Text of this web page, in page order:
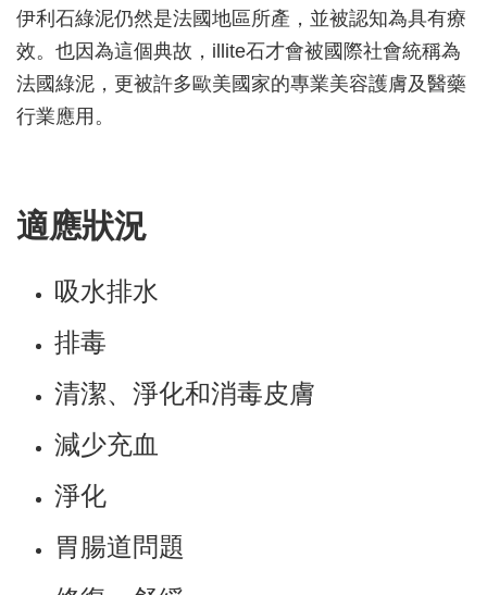
伊利石綠泥仍然是法國地區所產，並被認知為具有療
效。也因為這個典故，illite石才會被國際社會統稱為
法國綠泥，更被許多歐美國家的專業美容護膚及醫藥
行業應用。
適應狀況
吸水排水
排毒
清潔、淨化和消毒皮膚
減少充血
淨化
胃腸道問題